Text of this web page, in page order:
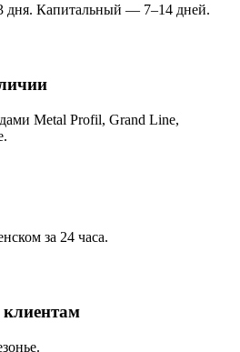
дня. Капитальный — 7–14 дней.
Metal Profil, Grand Line,
за 24 часа.